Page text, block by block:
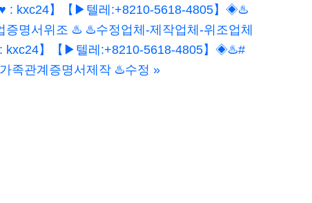
kxc24】【▶텔레:+8210-5618-4805】◈♨️
명서위조 ♨️ ♨️수정업체-제작업체-위조업체
】【▶텔레:+8210-5618-4805】◈♨️#
족관계증명서제작 ♨️수정 »